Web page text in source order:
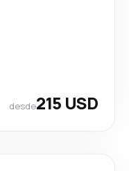
desde215 USD